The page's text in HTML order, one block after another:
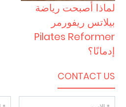
لماذا أصبحت رياضة
بيلاتس ريفورمر
Pilates Reformer
إدمانًا؟
CONTACT US